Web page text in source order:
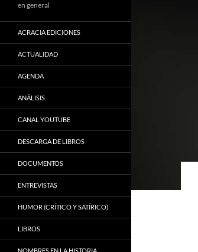
en general
ACRACIA EDICIONES
ACTUALIDAD
AGENDA
ANÁLISIS
CANAL YOUTUBE
DESCARGA DE LIBROS
DOCUMENTOS
ENTREVISTAS
HUMOR (CRÍTICO Y SATÍRICO)
LIBROS